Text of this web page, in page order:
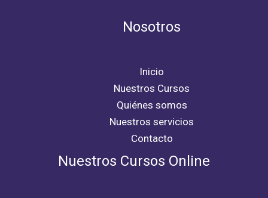
Nosotros
Inicio
Nuestros Cursos
Quiénes somos
Nuestros servicios
Contacto
Nuestros Cursos Online